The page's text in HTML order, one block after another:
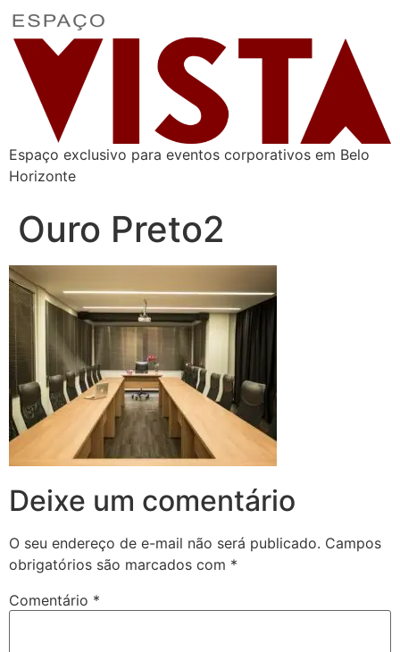
Espaço exclusivo para eventos corporativos em Belo
Horizonte
Ouro Preto2
Deixe um comentário
O seu endereço de e-mail não será publicado. Campos
obrigatórios são marcados com *
Comentário *